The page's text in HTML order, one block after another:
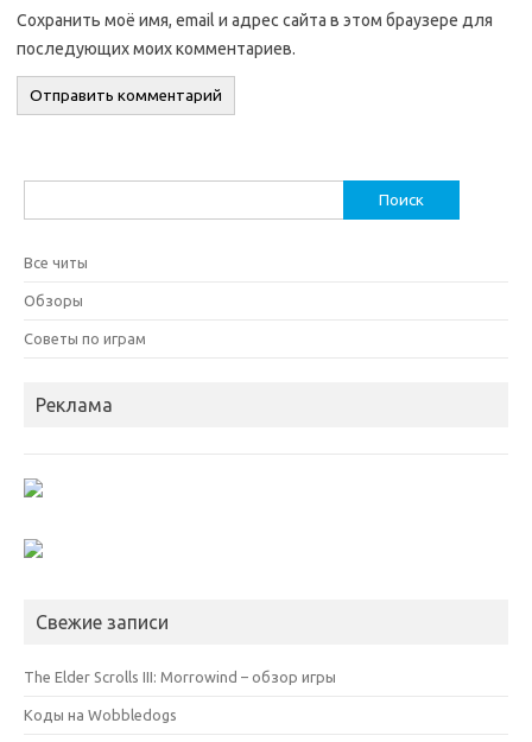
Сохранить моё имя, email и адрес сайта в этом браузере для
последующих моих комментариев.
Все читы
Обзоры
Советы по играм
Реклама
Свежие записи
The Elder Scrolls III: Morrowind – обзор игры
Коды на Wobbledogs